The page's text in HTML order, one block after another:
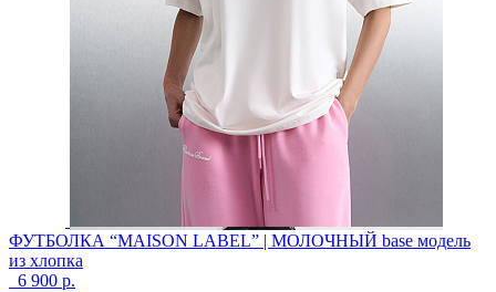
ФУТБОЛКА “MAISON LABEL” | МОЛОЧНЫЙ base модель
из хлопка
6 900 р.